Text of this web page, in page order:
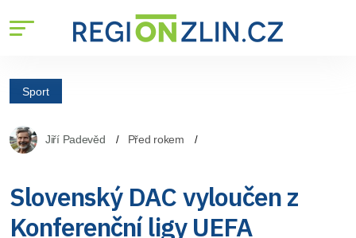
Sport
Jiří Padevěd Před rokem
Slovenský DAC vyloučen z
Konferenční ligy UEFA